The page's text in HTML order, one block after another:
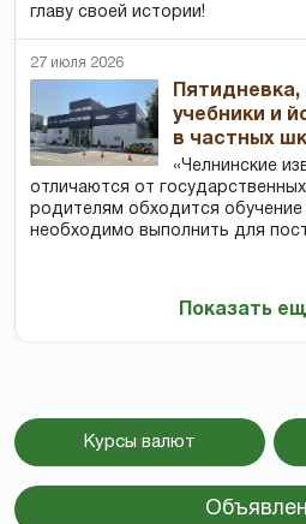
главу своей истории!
27 июля 2026
учебники и
в частных
«Челнинские
отличаются от
родителям обходится обучение
необходимо выполнить для
Показать
Курсы валют